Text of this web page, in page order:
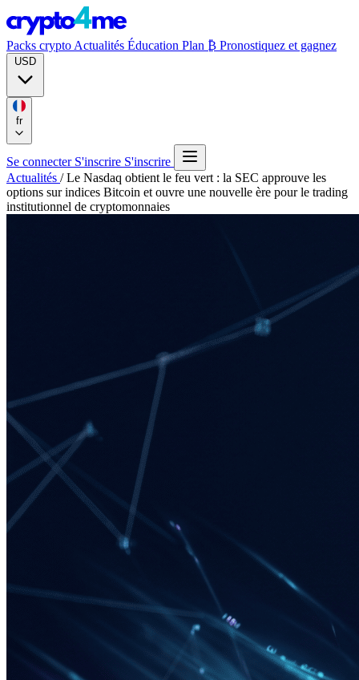
Packs crypto Actualités Éducation Plan ₿ Pronostiquez et gagnez
fr
Se connecter S'inscrire S'inscrire
Actualités / Le Nasdaq obtient le feu vert : la SEC approuve les
options sur indices Bitcoin et ouvre une nouvelle ère pour le trading
institutionnel de cryptomonnaies